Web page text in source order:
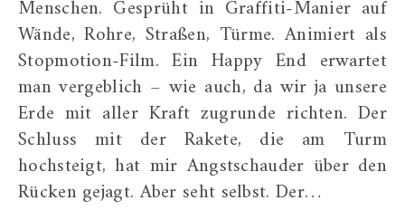
Menschen. Gesprüht in Graffiti-Manier auf
Wände, Rohre, Straßen, Türme. Animiert als
Stopmotion-Film. Ein Happy End erwartet
man vergeblich – wie auch, da wir ja unsere
Erde mit aller Kraft zugrunde richten. Der
Schluss mit der Rakete, die am Turm
hochsteigt, hat mir Angstschauder über den
Rücken gejagt. Aber seht selbst. Der…